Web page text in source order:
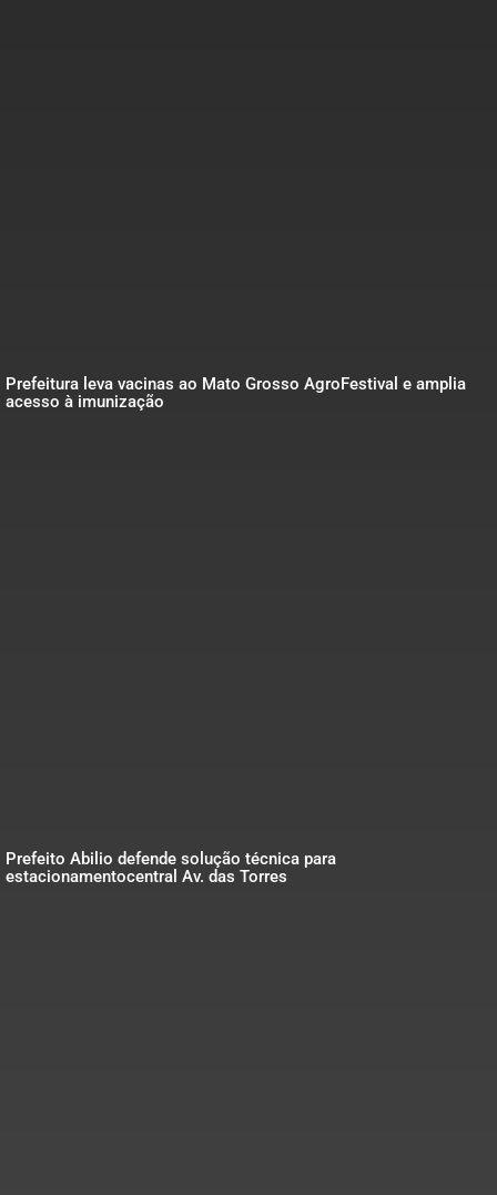
Prefeitura leva vacinas ao Mato Grosso AgroFestival e amplia
acesso à imunização
Prefeito Abilio defende solução técnica para
estacionamentocentral Av. das Torres